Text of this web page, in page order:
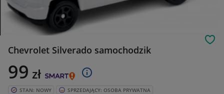
Chevrolet Silverado samochodzik
99 zł
STAN: NOWY SPRZEDAJĄCY: OSOBA PRYWATNA